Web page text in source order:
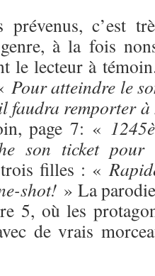
c’est
à la fois
le lecteur à
Pour atteindre le
faudra remporter
page 7: «
son ticket
trois filles : «
shot! » La
5, où les
de vrais